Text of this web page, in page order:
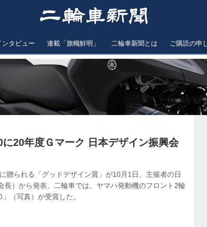
ンタビュー 連載「旗幟鮮明」 二輪車新聞とは ご購読の申
20年度Ｇマーク 日本デザイン振興会
贈られる「グッドデザイン賞」が10月1日、主催者の日
長）から発表。二輪車では、ヤマハ発動機のフロント2輪
（写真）が受賞した。